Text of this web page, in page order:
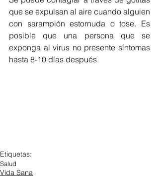
que se expulsan al aire cuando alguien
con sarampión estornuda o tose. Es
posible que una persona que se
exponga al virus no presente síntomas
hasta 8-10 días después.
Etiquetas:
Salud
Vida Sana